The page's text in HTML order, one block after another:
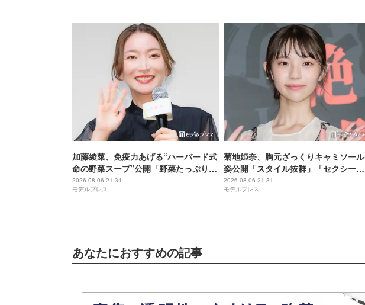
加藤綾菜、免疫力あげる“ハーバード式
命の野菜スープ”公開「野菜たっぷりで
美味しそう」「栄養満点ですね」と反
響
2026.08.06 21:34
モデルプレス
菊地姫奈、胸元ざっくりキャミソール
姿公開「スタイル抜群」「セクシーす
ぎる」と話題
2026.08.06 21:31
モデルプレス
あなたにおすすめの記事